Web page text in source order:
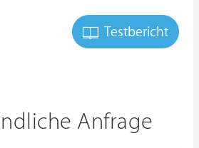
Testbericht
Anfrage